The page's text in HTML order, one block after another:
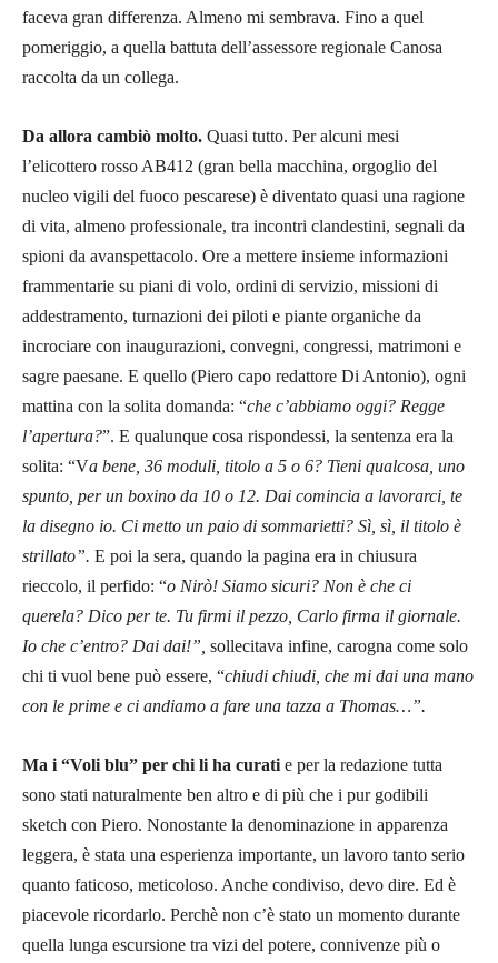
faceva gran differenza. Almeno mi sembrava. Fino a quel
pomeriggio, a quella battuta dell’assessore regionale Canosa
raccolta da un collega.
Da allora cambiò molto. Quasi tutto. Per alcuni mesi
l’elicottero rosso AB412 (gran bella macchina, orgoglio del
nucleo vigili del fuoco pescarese) è diventato quasi una ragione
di vita, almeno professionale, tra incontri clandestini, segnali da
spioni da avanspettacolo. Ore a mettere insieme informazioni
frammentarie su piani di volo, ordini di servizio, missioni di
addestramento, turnazioni dei piloti e piante organiche da
incrociare con inaugurazioni, convegni, congressi, matrimoni e
sagre paesane. E quello (Piero capo redattore Di Antonio), ogni
mattina con la solita domanda: “che c’abbiamo oggi? Regge
l’apertura?”. E qualunque cosa rispondessi, la sentenza era la
solita: “Va bene, 36 moduli, titolo a 5 o 6? Tieni qualcosa, uno
spunto, per un boxino da 10 o 12. Dai comincia a lavorarci, te
la disegno io. Ci metto un paio di sommarietti? Sì, sì, il titolo è
strillato”. E poi la sera, quando la pagina era in chiusura
rieccolo, il perfido: “o Nirò! Siamo sicuri? Non è che ci
querela? Dico per te. Tu firmi il pezzo, Carlo firma il giornale.
Io che c’entro? Dai dai!”, sollecitava infine, carogna come solo
chi ti vuol bene può essere, “chiudi chiudi, che mi dai una mano
con le prime e ci andiamo a fare una tazza a Thomas…”.
Ma i “Voli blu” per chi li ha curati e per la redazione tutta
sono stati naturalmente ben altro e di più che i pur godibili
sketch con Piero. Nonostante la denominazione in apparenza
leggera, è stata una esperienza importante, un lavoro tanto serio
quanto faticoso, meticoloso. Anche condiviso, devo dire. Ed è
piacevole ricordarlo. Perchè non c’è stato un momento durante
quella lunga escursione tra vizi del potere, connivenze più o